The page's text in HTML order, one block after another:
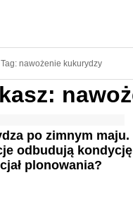
Tag: nawożenie kukurydzy
po zimnym maju.
odbudują kondycję
plonowania?